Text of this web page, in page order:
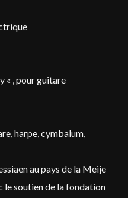
« , pour guitare
harpe, cymbalum,
au pays de la Meije
le soutien de la fondation